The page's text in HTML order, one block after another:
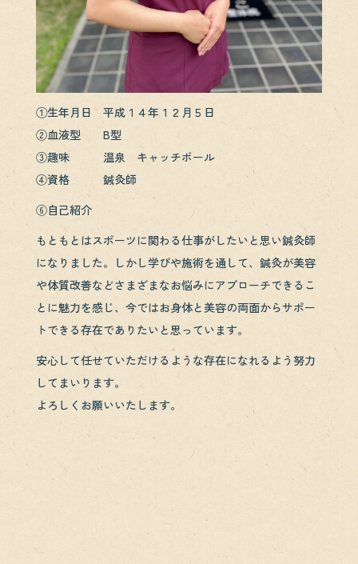
①生年月日 平成１４年１２月５日
②血液型 B型
③趣味 温泉 キャッチボール
④資格 鍼灸師
⑥自己紹介
もともとはスポーツに関わる仕事がしたいと思い鍼灸師
になりました。しかし学びや施術を通して、鍼灸が美容
や体質改善などさまざまなお悩みにアプローチできるこ
とに魅力を感じ、今ではお身体と美容の両面からサポー
トできる存在でありたいと思っています。
安心して任せていただけるような存在になれるよう努力
してまいります。
よろしくお願いいたします。
あいの心鍼灸整体院のホームページをご覧いただき誠に